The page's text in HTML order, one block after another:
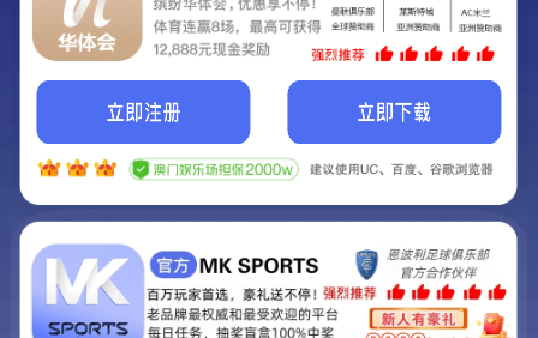
我们即将上线啦...
我们的网站正在建设.
它将是非常棒的网站.
联系我们!